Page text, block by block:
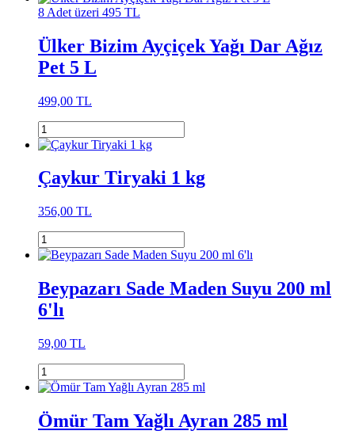
8 Adet üzeri 495 TL
Ülker Bizim Ayçiçek Yağı Dar Ağız
Pet 5 L
499,00 TL
Çaykur Tiryaki 1 kg
356,00 TL
Beypazarı Sade Maden Suyu 200 ml
6'lı
59,00 TL
Ömür Tam Yağlı Ayran 285 ml